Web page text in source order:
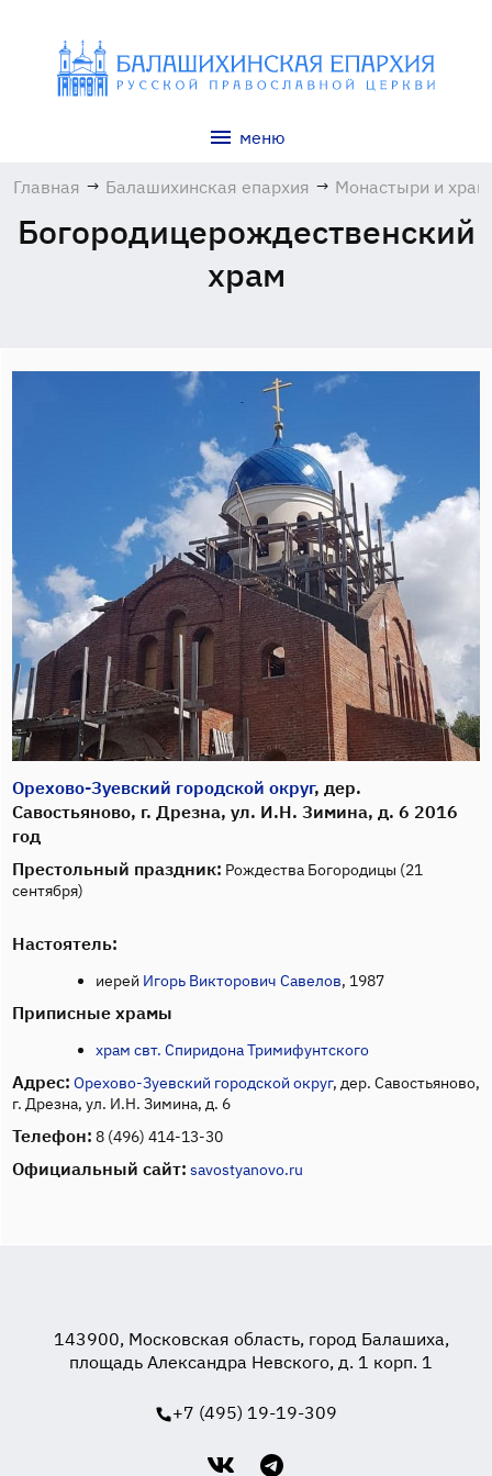
меню
Главная → Балашихинская епархия → Монастыри и
Богородицерождественский
храм
Орехово-Зуевский городской округ, дер.
Савостьяново, г. Дрезна, ул. И.Н. Зимина, д. 6 2016
год
Престольный праздник: Рождества Богородицы (21
сентября)
Настоятель:
иерей Игорь Викторович Савелов, 1987
Приписные храмы
храм свт. Спиридона Тримифунтского
Адрес: Орехово-Зуевский городской округ, дер. Савостьяново,
г. Дрезна, ул. И.Н. Зимина, д. 6
Телефон: 8 (496) 414-13-30
Официальный сайт: savostyanovo.ru
143900, Московская область, город Балашиха,
площадь Александра Невского, д. 1 корп. 1
+7 (495) 19-19-309